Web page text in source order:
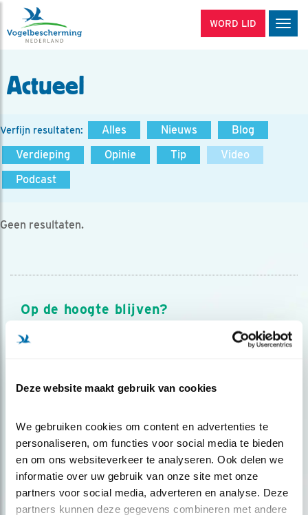
Deze website maakt gebruik van cookies
We gebruiken cookies om content en advertenties te
personaliseren, om functies voor social media te bieden
en om ons websiteverkeer te analyseren. Ook delen we
informatie over uw gebruik van onze site met onze
partners voor social media, adverteren en analyse. Deze
partners kunnen deze gegevens combineren met andere
WORD LID
Actueel
Verfijn resultaten: Alles Nieuws
Blog
Verdieping
Opinie Tip
Video
Podcast
Geen resultaten.
Op de hoogte blijven?
Meld je aan en ontvang nieuws, inspiratie, acties en tips
over vogels en activiteiten van Vogelbescherming.